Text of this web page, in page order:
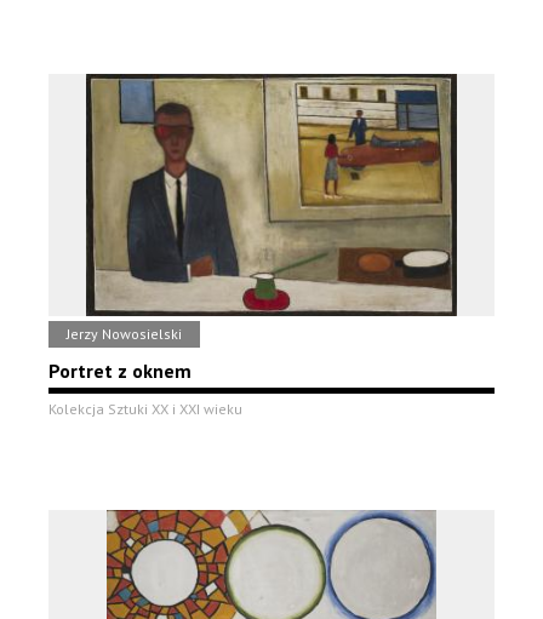
Jerzy Nowosielski
Portret z oknem
Kolekcja Sztuki XX i XXI wieku